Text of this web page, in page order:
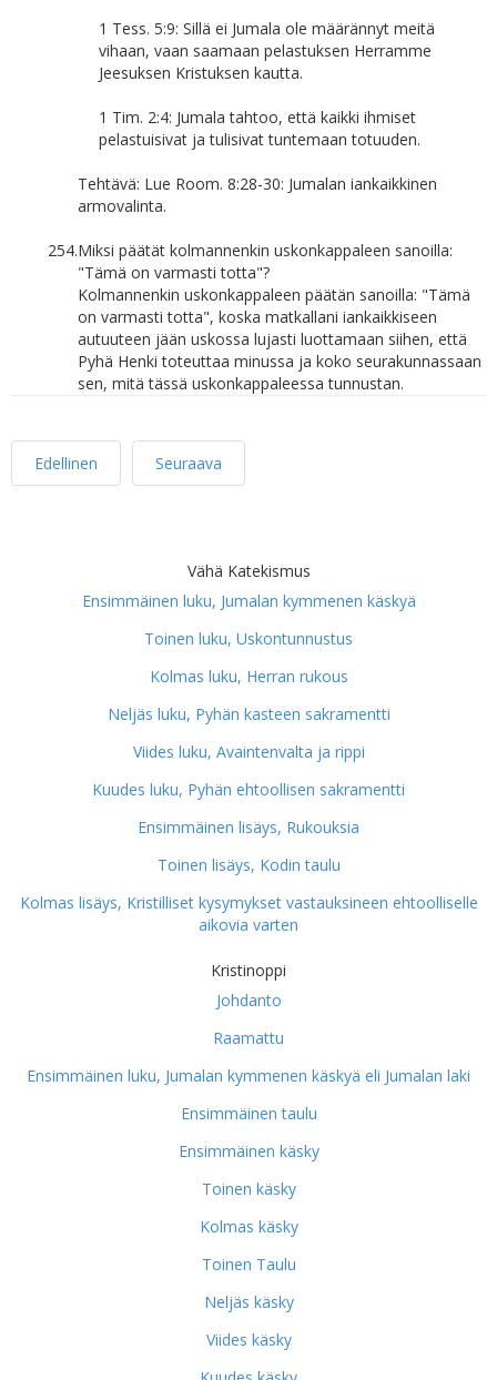
1 Tess. 5:9: Sillä ei Jumala ole määrännyt meitä
vihaan, vaan saamaan pelastuksen Herramme
Jeesuksen Kristuksen kautta.
1 Tim. 2:4: Jumala tahtoo, että kaikki ihmiset
pelastuisivat ja tulisivat tuntemaan totuuden.
Tehtävä: Lue Room. 8:28-30: Jumalan iankaikkinen
armovalinta.
254.Miksi päätät kolmannenkin uskonkappaleen sanoilla:
"Tämä on varmasti totta"?
Kolmannenkin uskonkappaleen päätän sanoilla: "Tämä
on varmasti totta", koska matkallani iankaikkiseen
autuuteen jään uskossa lujasti luottamaan siihen, että
Pyhä Henki toteuttaa minussa ja koko seurakunnassaan
sen, mitä tässä uskonkappaleessa tunnustan.
Edellinen Seuraava
Vähä Katekismus
Ensimmäinen luku, Jumalan kymmenen käskyä
Toinen luku, Uskontunnustus
Kolmas luku, Herran rukous
Neljäs luku, Pyhän kasteen sakramentti
Viides luku, Avaintenvalta ja rippi
Kuudes luku, Pyhän ehtoollisen sakramentti
Ensimmäinen lisäys, Rukouksia
Toinen lisäys, Kodin taulu
Kolmas lisäys, Kristilliset kysymykset vastauksineen ehtoolliselle
aikovia varten
Kristinoppi
Johdanto
Raamattu
Ensimmäinen luku, Jumalan kymmenen käskyä eli Jumalan laki
Ensimmäinen taulu
Ensimmäinen käsky
Toinen käsky
Kolmas käsky
Toinen Taulu
Neljäs käsky
Viides käsky